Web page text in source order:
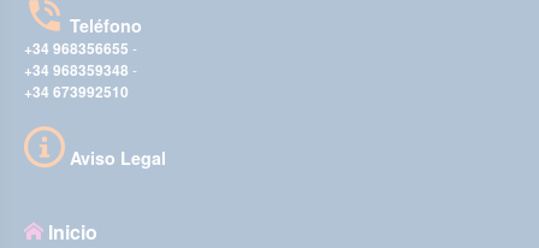
Teléfono
+34 968356655 -
+34 968359348 -
+34 673992510
Aviso Legal
Inicio